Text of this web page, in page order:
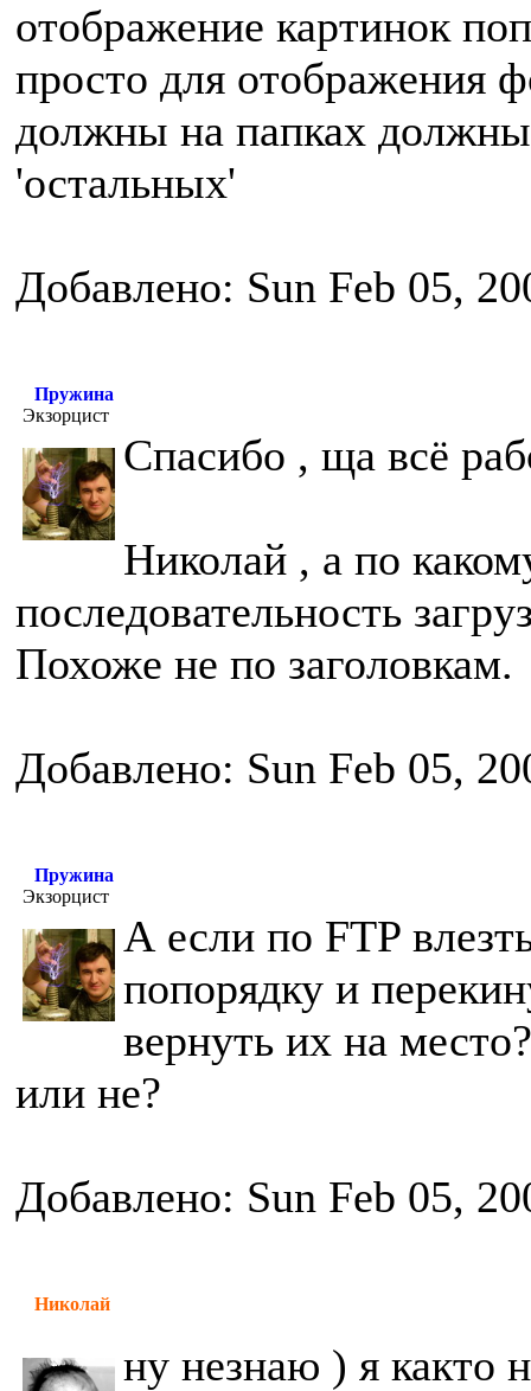
отображение картинок
просто для отображения
должны на папках должны
'остальных'
Добавлено: Sun Feb 05,
Пружина
Экзорцист
Спасибо , ща всё
Николай , а по
последовательность
Похоже не по заголовкам.
Добавлено: Sun Feb 05,
Пружина
Экзорцист
А если по FTP
попорядку и
вернуть их на
или не?
Добавлено: Sun Feb 05,
Николай
ну незнаю ) я както